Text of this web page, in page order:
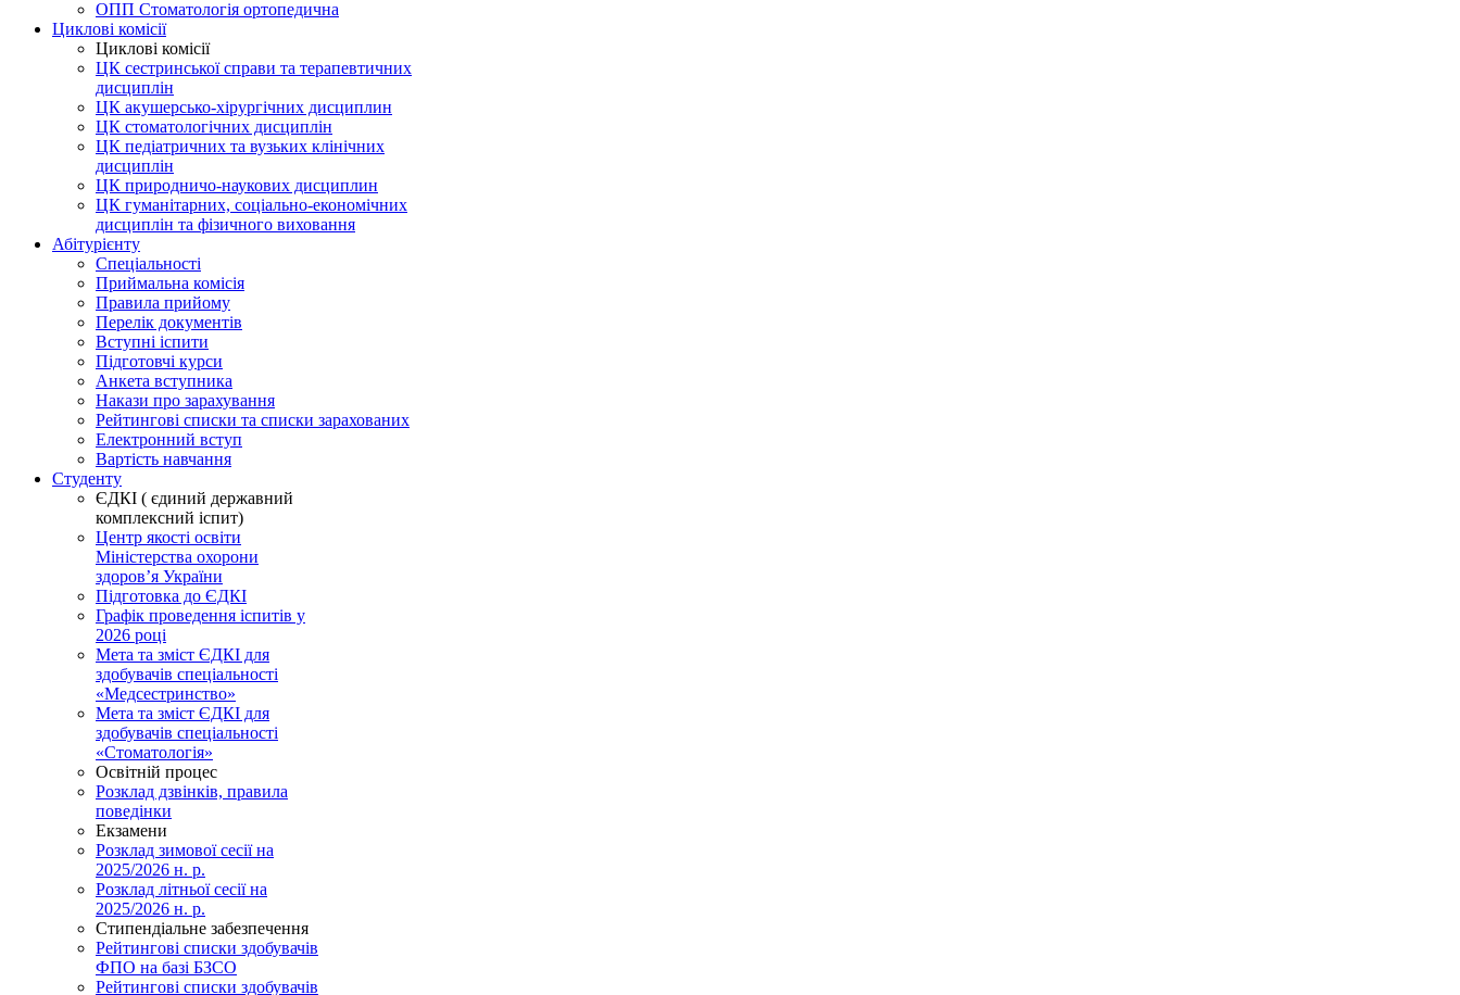
ОПП Стоматологія ортопедична
Циклові комісії
Циклові комісії
ЦК сестринської справи та терапевтичних
дисциплін
ЦК акушерсько-хірургічних дисциплин
ЦК стоматологічних дисциплін
ЦК педіатричних та вузьких клінічних
дисциплін
ЦК природничо-наукових дисциплин
ЦК гуманітарних, соціально-економічних
дисциплін та фізичного виховання
Абітурієнту
Спеціальності
Приймальна комісія
Правила прийому
Перелік документів
Вступні іспити
Підготовчі курси
Анкета вступника
Накази про зарахування
Рейтингові списки та списки зарахованих
Електронний вступ
Вартість навчання
Студенту
ЄДКІ ( єдиний державний
комплексний іспит)
Центр якості освіти
Міністерства охорони
здоровʼя України
Підготовка до ЄДКІ
Графік проведення іспитів у
2026 році
Мета та зміст ЄДКІ для
здобувачів спеціальності
«Медсестринство»
Мета та зміст ЄДКІ для
здобувачів спеціальності
«Стоматологія»
Освітній процес
Розклад дзвінків, правила
поведінки
Екзамени
Розклад зимової сесії на
2025/2026 н. р.
Розклад літньої сесії на
2025/2026 н. р.
Стипендіальне забезпечення
Рейтингові списки здобувачів
ФПО на базі БЗСО
Рейтингові списки здобувачів